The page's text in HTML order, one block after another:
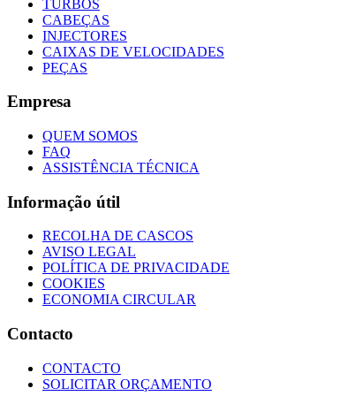
TURBOS
CABEÇAS
INJECTORES
CAIXAS DE VELOCIDADES
PEÇAS
Empresa
QUEM SOMOS
FAQ
ASSISTÊNCIA TÉCNICA
Informação útil
RECOLHA DE CASCOS
AVISO LEGAL
POLÍTICA DE PRIVACIDADE
COOKIES
ECONOMIA CIRCULAR
Contacto
CONTACTO
SOLICITAR ORÇAMENTO